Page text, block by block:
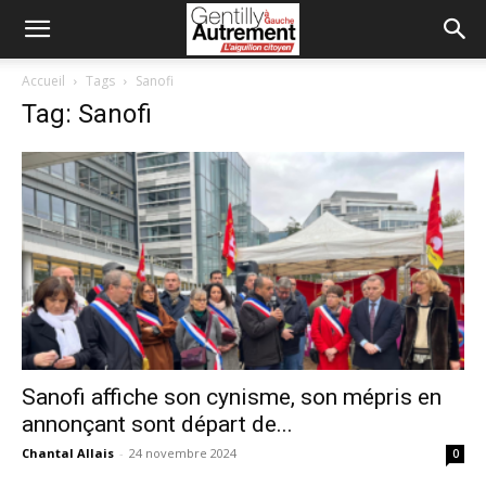
Accueil Tags Sanofi
Tag: Sanofi
Sanofi affiche son cynisme, son mépris en
annonçant sont départ de...
Chantal Allais - 24 novembre 2024 0